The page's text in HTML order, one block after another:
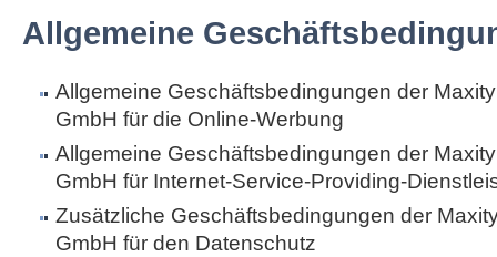
Allgemeine
Allgemeine Geschäftsbedingungen der
GmbH für die Online-Werbung
Allgemeine Geschäftsbedingungen der
GmbH für Internet-Service-Providing-
Zusätzliche Geschäftsbedingungen der
GmbH für den Datenschutz